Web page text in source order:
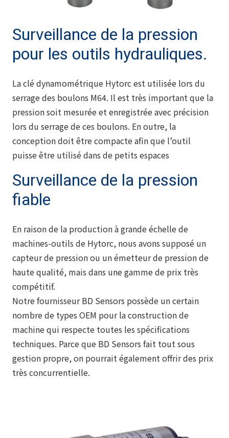
Surveillance de la pression
pour les outils hydrauliques.
La clé dynamométrique Hytorc est utilisée lors du
serrage des boulons M64. Il est très important que la
pression soit mesurée et enregistrée avec précision
lors du serrage de ces boulons. En outre, la
conception doit être compacte afin que l’outil
puisse être utilisé dans de petits espaces
Surveillance de la pression
fiable
En raison de la production à grande échelle de
machines-outils de Hytorc, nous avons supposé un
capteur de pression ou un émetteur de pression de
haute qualité, mais dans une gamme de prix très
compétitif.
Notre fournisseur BD Sensors possède un certain
nombre de types OEM pour la construction de
machine qui respecte toutes les spécifications
techniques. Parce que BD Sensors fait tout sous
gestion propre, on pourrait également offrir des prix
très concurrentielle.